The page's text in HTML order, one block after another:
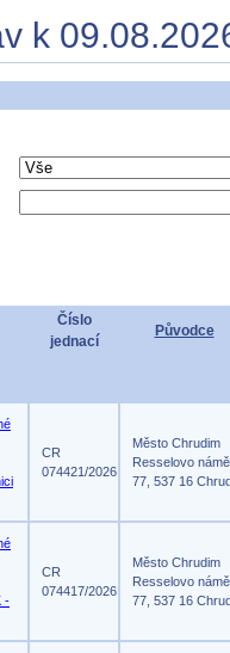
k
Číslo
jednací
Původce
CR
074421/2026
Město Chrudim
Resselovo
77, 537 16
-
CR
074417/2026
Město Chrudim
Resselovo
77, 537 16